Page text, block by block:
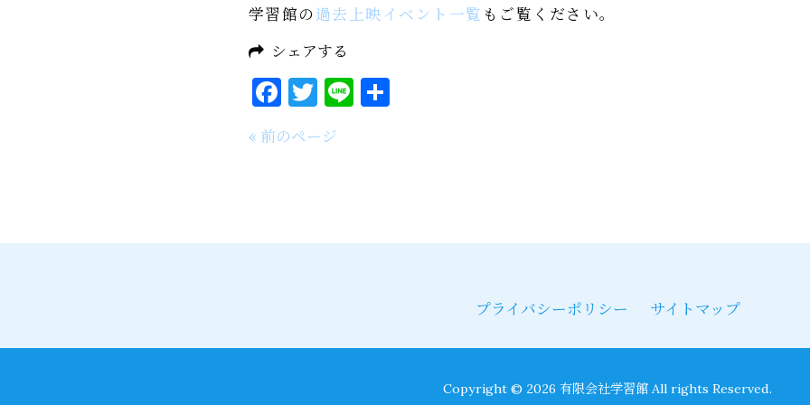
学習館の過去上映イベント一覧 もご覧ください。
シェアする
Facebook
Twitter
Line共
« 前のページ
プライバシーポリシー サイトマップ
Copyright © 2026 有限会社学習館 All rights Reserved.